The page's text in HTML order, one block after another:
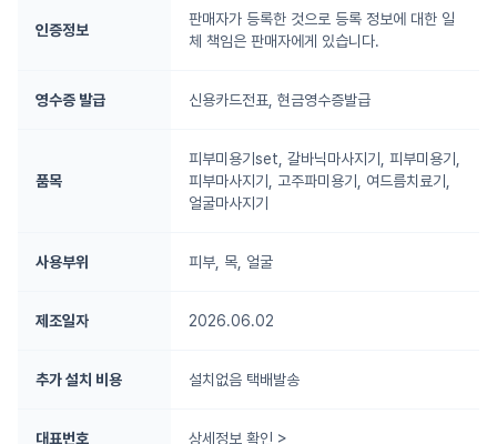
인증정보
판매자가 등록한 것으로 등록 정보에 대한 일
체 책임은 판매자에게 있습니다.
영수증 발급 신용카드전표, 현금영수증발급
품목
피부미용기set, 갈바닉마사지기, 피부미용기,
피부마사지기, 고주파미용기, 여드름치료기,
얼굴마사지기
사용부위 피부, 목, 얼굴
제조일자 2026.06.02
추가 설치 비용 설치없음 택배발송
대표번호 상세정보 확인 >